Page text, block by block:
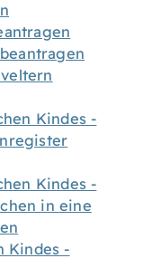
Kindes -
Kindes -
in eine
Kindes -